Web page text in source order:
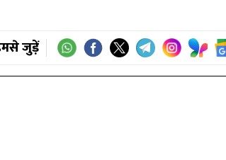
जुड़ें